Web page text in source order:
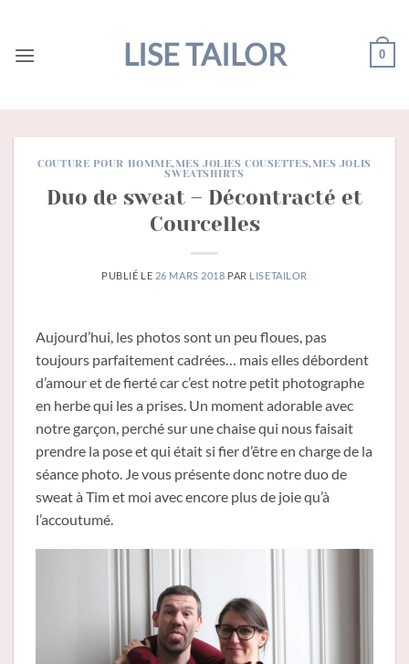
contenu
LISE TAILOR 0
COUTURE POUR HOMME,MES JOLIES COUSETTES,MES JOLIS
SWEATSHIRTS
Duo de sweat – Décontracté et
Courcelles
PUBLIÉ LE 26 MARS 2018 PAR LISETAILOR
Aujourd’hui, les photos sont un peu floues, pas
toujours parfaitement cadrées… mais elles débordent
d’amour et de fierté car c’est notre petit photographe
en herbe qui les a prises. Un moment adorable avec
notre garçon, perché sur une chaise qui nous faisait
prendre la pose et qui était si fier d’être en charge de la
séance photo. Je vous présente donc notre duo de
sweat à Tim et moi avec encore plus de joie qu’à
l’accoutumé.